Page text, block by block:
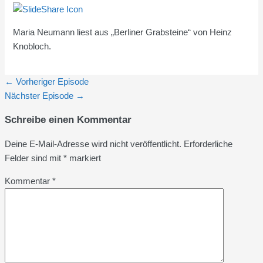
Maria Neumann liest aus „Berliner Grabsteine“ von Heinz
Knobloch.
← Vorheriger Episode
Nächster Episode →
Schreibe einen Kommentar
Deine E-Mail-Adresse wird nicht veröffentlicht. Erforderliche
Felder sind mit *markiert
Kommentar *